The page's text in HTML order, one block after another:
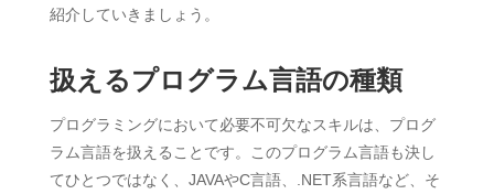
紹介していきましょう。
扱えるプログラム言語の種類
プログラミングにおいて必要不可欠なスキルは、プログ
ラム言語を扱えることです。このプログラム言語も決し
てひとつではなく、JAVAやC言語、.NET系言語など、そ